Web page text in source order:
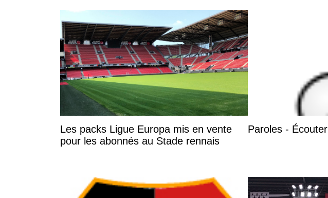
Les packs Ligue Europa mis en vente
pour les abonnés au Stade rennais
Paroles - Écouter